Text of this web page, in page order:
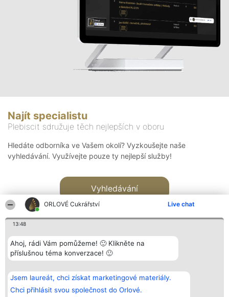
ORLOVÉ Cukrářství Live chat
13:48
Ahoj, rádi Vám pomůžeme! 🙂 Klikněte na
příslušnou téma konverzace! 🙂
Jsem laureát, chci získat marketingové materiály.
Chci přihlásit svou společnost do Orlové.
Najít specialistu
Plebiscit sdružuje těch nejlepších v oboru
Hledáte odborníka ve Vašem okolí? Vyzkoušejte naše
vyhledávání. Využívejte pouze ty nejlepší služby!
Vyhledávání
Bright Side Solutions sp. z o.
o. sp. k.
ul. Ruska 22
Wrocław 50-079
Vítězové
Seznam všech
laureátů
Zásady
Kontakt